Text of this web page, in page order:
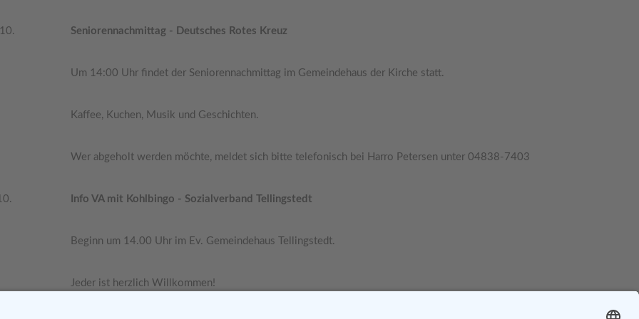
Seniorennachmittag - Deutsches Rotes Kreuz
Um 14:00 Uhr findet der Seniorennachmittag im Gemeindehaus der Kirche statt.
Kaffee, Kuchen, Musik und Geschichten.
Wer abgeholt werden möchte, meldet sich bitte telefonisch bei Harro Petersen unter 04838-7403
Info VA mit Kohlbingo - Sozialverband Tellingstedt
Beginn um 14.00 Uhr im Ev. Gemeindehaus Tellingstedt.
Jeder ist herzlich Willkommen!